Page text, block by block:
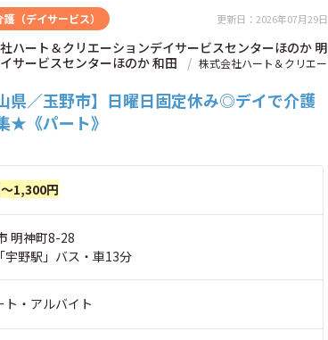
（デイサービス） 更新日：2026年07月29日
ハート＆クリエーションデイサービスセンターほのか 明
サービスセンターほのか 和田
株式会社ハート＆クリエー
山県／玉野市】日曜日固定休み◎デイで介護
★《パート》
1,300円
明神町8-28
宇野駅」バス・車13分
ト・アルバイト